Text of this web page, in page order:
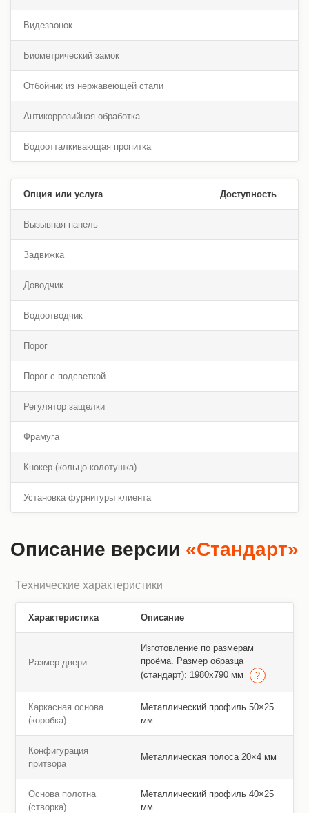
Видезвонок
Биометрический замок
Отбойник из нержавеющей стали
Антикоррозийная обработка
Водоотталкивающая пропитка
Опция или услуга Доступность
Вызывная панель
Задвижка
Доводчик
Водоотводчик
Порог
Порог с подсветкой
Регулятор защелки
Фрамуга
Кнокер (кольцо-колотушка)
Установка фурнитуры клиента
Описание версии «Стандарт»
Технические характеристики
Характеристика Описание
Размер двери
Изготовление по размерам
проёма. Размер образца
(стандарт): 1980х790 мм
Каркасная основа
(коробка)
Металлический профиль 50×25
мм
Конфигурация
притвора
Металлическая полоса 20×4 мм
Основа полотна
(створка)
Металлический профиль 40×25
мм